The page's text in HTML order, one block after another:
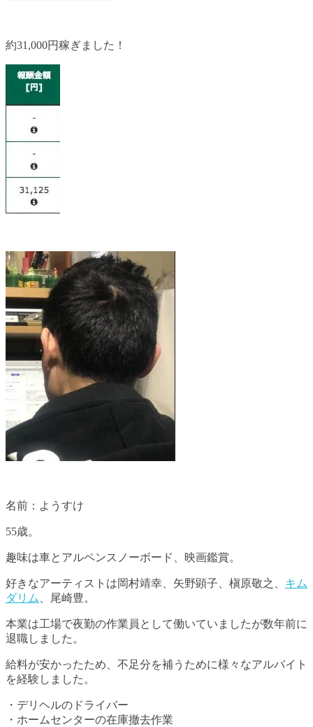
約31,000円稼ぎました！
名前：ようすけ
55歳。
趣味は車とアルペンスノーボード、映画鑑賞。
好きなアーティストは岡村靖幸、矢野顕子、槇原敬之、 キム
ダリム
、尾崎豊。
本業は工場で夜勤の作業員として働いていましたが数年前に
退職しました。
給料が安かったため、不足分を補うために様々なアルバイト
を経験しました。
・デリヘルのドライバー
・ホームセンターの在庫撤去作業